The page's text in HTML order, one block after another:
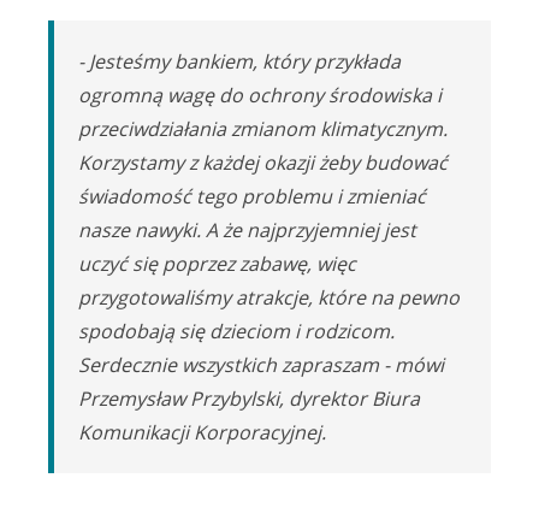
- Jesteśmy bankiem, który przykłada
ogromną wagę do ochrony środowiska i
przeciwdziałania zmianom klimatycznym.
Korzystamy z każdej okazji żeby budować
świadomość tego problemu i zmieniać
nasze nawyki. A że najprzyjemniej jest
uczyć się poprzez zabawę, więc
przygotowaliśmy atrakcje, które na pewno
spodobają się dzieciom i rodzicom.
Serdecznie wszystkich zapraszam - mówi
Przemysław Przybylski, dyrektor Biura
Komunikacji Korporacyjnej.